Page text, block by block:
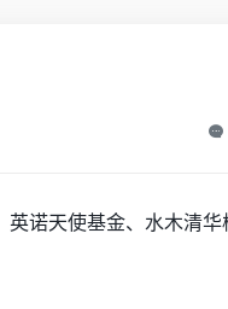
诺天使基⾦、⽔⽊清华